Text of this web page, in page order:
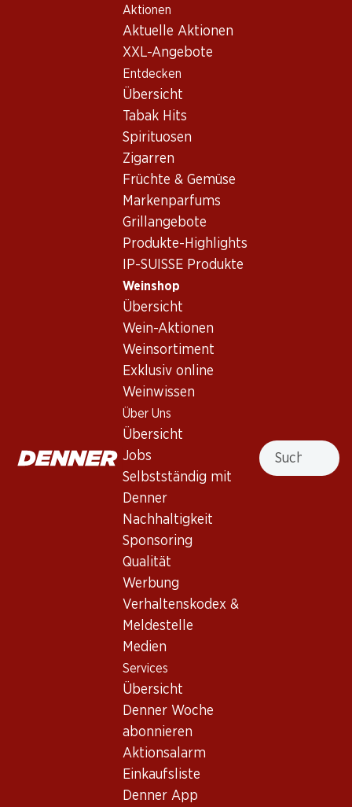
Aktionen
Aktuelle Aktionen
XXL-Angebote
Entdecken
Übersicht
Tabak Hits
Spirituosen
Zigarren
Früchte & Gemüse
Markenparfums
Grillangebote
Produkte-Highlights
IP-SUISSE Produkte
Weinshop
Übersicht
Wein-Aktionen
Weinsortiment
Exklusiv online
Weinwissen
Über Uns
Übersicht
Jobs
Selbstständig mit
Denner
Nachhaltigkeit
Sponsoring
Qualität
Werbung
Verhaltenskodex &
Meldestelle
Medien
Services
Übersicht
Denner Woche
abonnieren
Aktionsalarm
Einkaufsliste
Denner App
Suche
Wein/Champagner
Bordeaux
Ch. Talbot St. Julien 2006 75
Ch. Talbot St. Julien 2006 75
Frankreich, Bordeaux, 2006, 75 cl
Wissenswertes
Rotwein_old
Trinktemperatur
CO2-Fussabdruck